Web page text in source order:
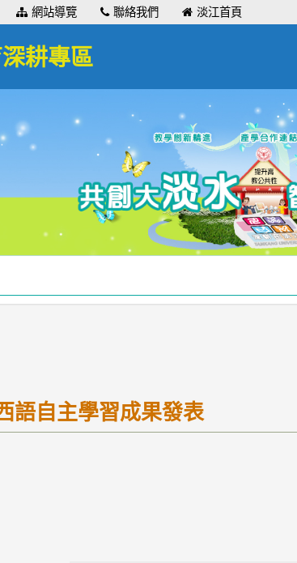
網站導覽 聯絡我們 淡江首頁
耕專區
語自主學習成果發表